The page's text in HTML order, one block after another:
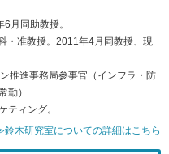
月同助教授。
・准教授。2011年4月同教授、現
推進事務局参事官（インフラ・防
勤）
ティング。
木研究室についての詳細はこちら